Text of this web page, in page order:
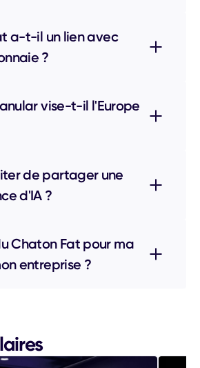
a-t-il un lien avec
?
vise-t-il l'Europe
de partager une
d'IA ?
Chaton Fat pour ma
entreprise ?